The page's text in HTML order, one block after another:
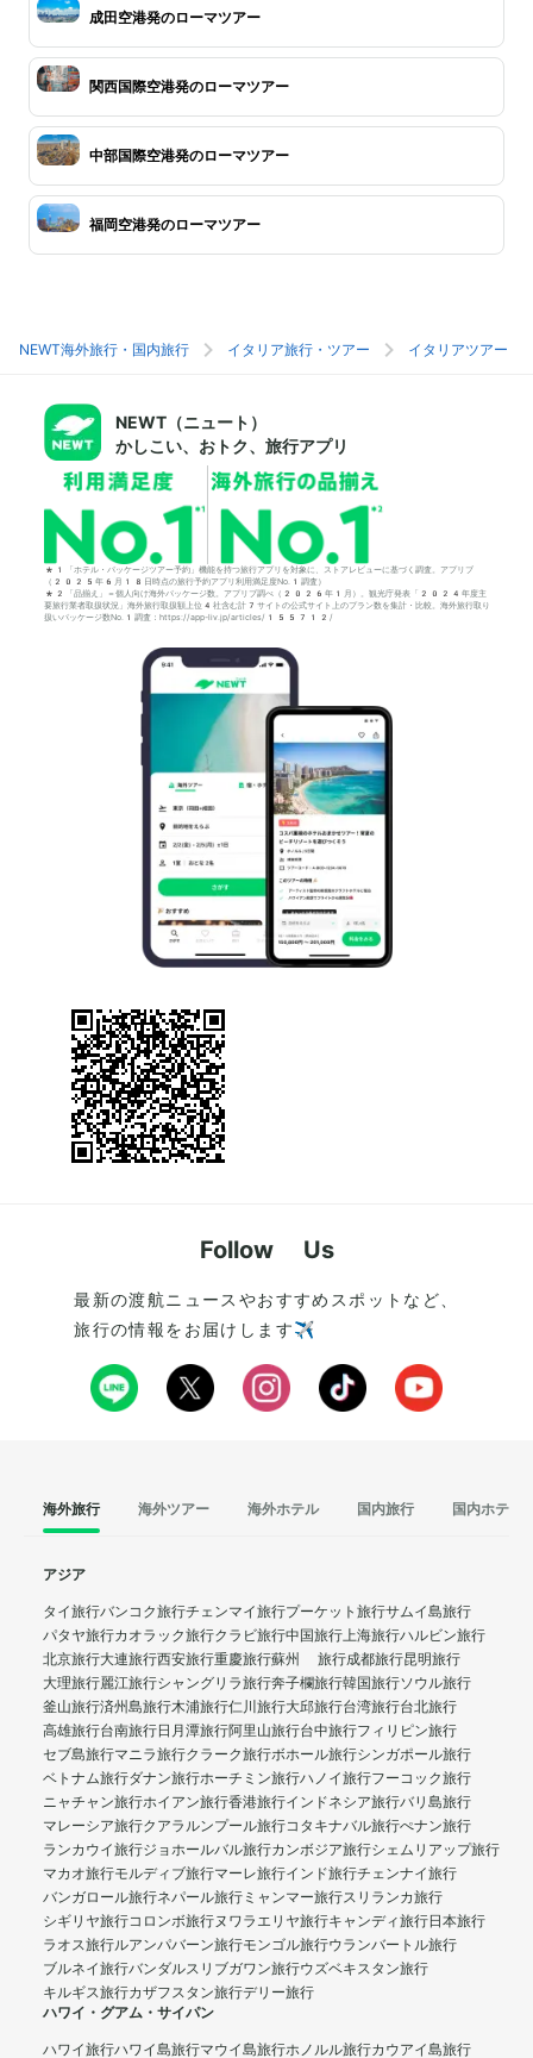
成田空港発のローマツアー
関西国際空港発のローマツアー
中部国際空港発のローマツアー
福岡空港発のローマツアー
NEWT海外旅行・国内旅行 イタリア旅行・ツアー イタリアツアー
NEWT（ニュート）
かしこい、おトク、旅行アプリ
*1「ホテル・パッケージツアー予約」機能を持つ旅行アプリを対象に、ストアレビューに基づく調査。アプリブ
（2025年6月18日時点の旅行予約アプリ利用満足度No.1調査）
*2「品揃え」＝個人向け海外パッケージ数。アプリブ調べ（2026年1月）。観光庁発表「2024年度主
要旅行業者取扱状況」海外旅行取扱額上位4社含む計7サイトの公式サイト上のプラン数を集計・比較。海外旅行取り
扱いパッケージ数No.1調査：https://app-liv.jp/articles/155712/
Follow Us
最新の渡航ニュースやおすすめスポットなど、
旅行の情報をお届けします✈️
海外旅行 海外ツアー 海外ホテル 国内旅行 国内ホテル
アジア
タイ旅行バンコク旅行チェンマイ旅行プーケット旅行サムイ島旅行
パタヤ旅行カオラック旅行クラビ旅行中国旅行上海旅行ハルビン旅行
北京旅行大連旅行西安旅行重慶旅行蘇州 旅行成都旅行昆明旅行
大理旅行麗江旅行シャングリラ旅行奔子欄旅行韓国旅行ソウル旅行
釜山旅行済州島旅行木浦旅行仁川旅行大邱旅行台湾旅行台北旅行
高雄旅行台南旅行日月潭旅行阿里山旅行台中旅行フィリピン旅行
セブ島旅行マニラ旅行クラーク旅行ボホール旅行シンガポール旅行
ベトナム旅行ダナン旅行ホーチミン旅行ハノイ旅行フーコック旅行
ニャチャン旅行ホイアン旅行香港旅行インドネシア旅行バリ島旅行
マレーシア旅行クアラルンプール旅行コタキナバル旅行ぺナン旅行
ランカウイ旅行ジョホールバル旅行カンボジア旅行シェムリアップ旅行
マカオ旅行モルディブ旅行マーレ旅行インド旅行チェンナイ旅行
バンガロール旅行ネパール旅行 ミャンマー旅行スリランカ旅行
シギリヤ旅行コロンボ旅行ヌワラエリヤ旅行キャンディ旅行日本旅行
ラオス旅行ルアンパバーン旅行モンゴル旅行ウランバートル旅行
ブルネイ旅行バンダルスリブガワン旅行ウズベキスタン旅行
キルギス旅行カザフスタン旅行デリー旅行
ハワイ・グアム・サイパン
ハワイ旅行ハワイ島旅行マウイ島旅行ホノルル旅行カウアイ島旅行